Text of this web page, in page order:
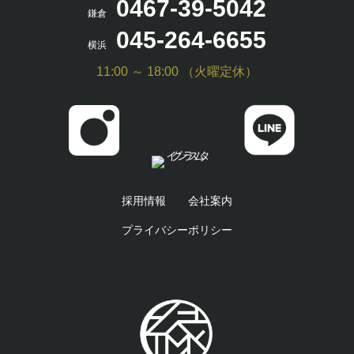
鎌倉 0467-39-5042
横浜 045-264-6655
11:00 ～ 18:00 （火曜定休）
採用情報 会社案内
プライバシーポリシー